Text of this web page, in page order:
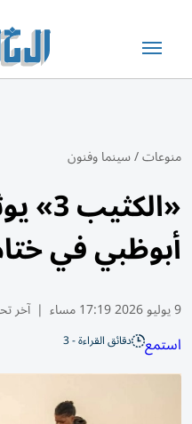
منوعات/سينما وفنون
أبوظبي في
9 يوليو 2026 17:19 مساء | آخر
استمع دقائق القراءة - 3